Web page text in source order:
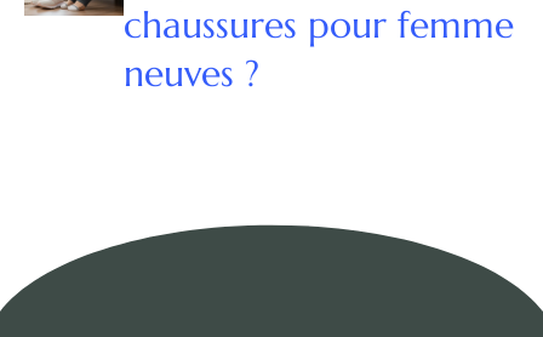
chaussures pour femme
neuves ?